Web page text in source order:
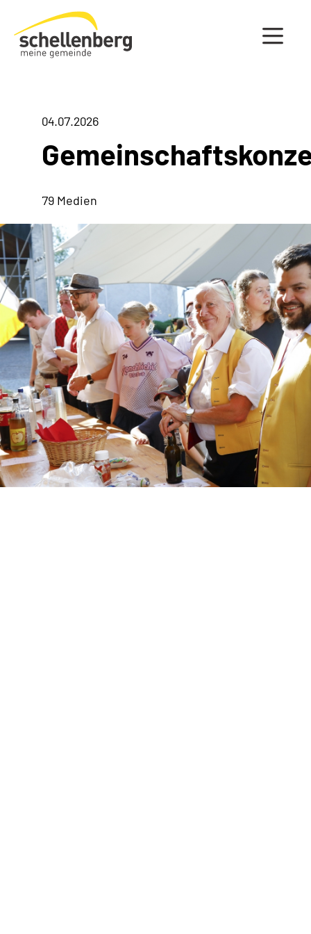
Gemeinde Schellenberg Startseite
04.07.2026
79 Medien